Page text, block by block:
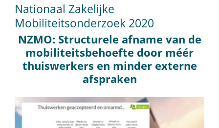
Nationaal Zakelijke
Mobiliteitsonderzoek 2020
NZMO: Structurele afname van de
mobiliteitsbehoefte door méér
thuiswerkers en minder externe
afspraken